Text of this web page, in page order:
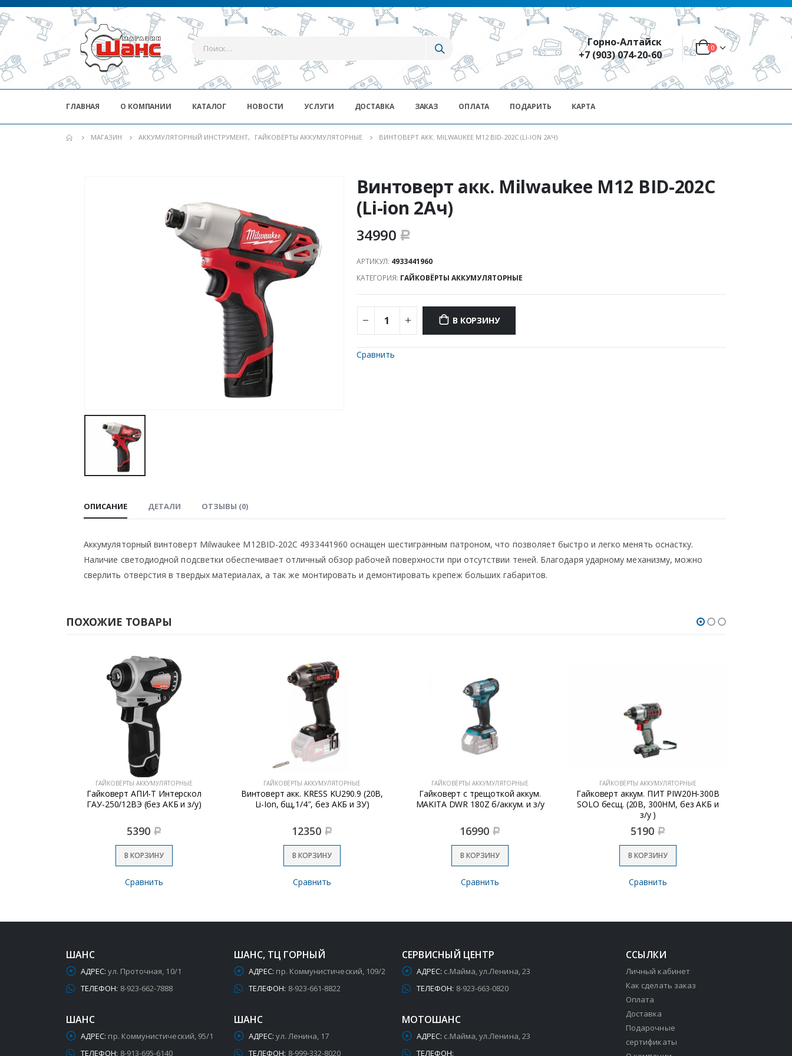
Горно-Алтайск
+7 (903) 074-20-60
0
ГЛАВНАЯ О КОМПАНИИ КАТАЛОГ НОВОСТИ УСЛУГИ ДОСТАВКА ЗАКАЗ ОПЛАТА ПОДАРИТЬ КАРТА
МАГАЗИН АККУМУЛЯТОРНЫЙ ИНСТРУМЕНТ, ГАЙКОВЁРТЫ АККУМУЛЯТОРНЫЕ ВИНТОВЕРТ АКК. MILWAUKEE M12 BID-202C (LI-ION 2АЧ)
Винтоверт акк. Milwaukee M12 BID-202C
(Li-ion 2Ач)
34990 Р
АРТИКУЛ: 4933441960
КАТЕГОРИЯ: ГАЙКОВЁРТЫ АККУМУЛЯТОРНЫЕ
В КОРЗИНУ
Сравнить
ОПИСАНИЕ ДЕТАЛИ ОТЗЫВЫ (0)
Аккумуляторный винтоверт Milwaukee M12BID-202С 4933441960 оснащен шестигранным патроном, что позволяет быстро и легко менять оснастку.
Наличие светодиодной подсветки обеспечивает отличный обзор рабочей поверхности при отсутствии теней. Благодаря ударному механизму, можно
сверлить отверстия в твердых материалах, а так же монтировать и демонтировать крепеж больших габаритов.
ПОХОЖИЕ ТОВАРЫ
ГАЙКОВЁРТЫ АККУМУЛЯТОРНЫЕ
Гайковерт АПИ-Т Интерскол
ГАУ-250/12ВЭ (без АКБ и з/у)
5390 Р
В КОРЗИНУ
Сравнить
ГАЙКОВЁРТЫ АККУМУЛЯТОРНЫЕ
Винтоверт акк. KRESS KU290.9 (20В,
Li-Ion, бщ,1/4″, без АКБ и ЗУ)
12350 Р
В КОРЗИНУ
Сравнить
ГАЙКОВЁРТЫ АККУМУЛЯТОРНЫЕ
Гайковерт с трещоткой аккум.
MAKITA DWR 180Z б/аккум. и з/у
16990 Р
В КОРЗИНУ
Сравнить
ГАЙКОВЁРТЫ АККУМУЛЯТОРНЫЕ
Гайковерт аккум. ПИТ PIW20H-300B
SOLO бесщ. (20В, 300НМ, без АКБ и
з/у )
5190 Р
В КОРЗИНУ
Сравнить
ШАНС
АДРЕС: ул. Проточная, 10/1
ТЕЛЕФОН: 8-923-662-7888
ШАНС
АДРЕС: пр. Коммунистический, 95/1
ТЕЛЕФОН: 8-913-695-6140
ШАНС, ТЦ ГОРНЫЙ
АДРЕС: пр. Коммунистический, 109/2
ТЕЛЕФОН: 8-923-661-8822
ШАНС
АДРЕС: ул. Ленина, 17
ТЕЛЕФОН: 8-999-332-8020
СЕРВИСНЫЙ ЦЕНТР
АДРЕС: с.Майма, ул.Ленина, 23
ТЕЛЕФОН: 8-923-663-0820
МОТОШАНС
АДРЕС: с.Майма, ул.Ленина, 23
ТЕЛЕФОН:
ССЫЛКИ
Личный кабинет
Как сделать заказ
Оплата
Доставка
Подарочные
сертификаты